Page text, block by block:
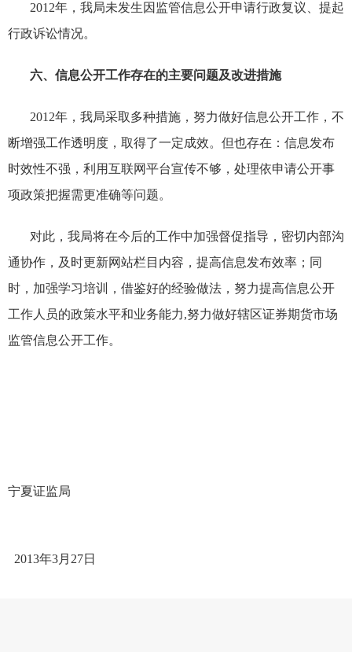
2012年，我局未发生因监管信息公开申请行政复议、提起
行政诉讼情况。
六、信息公开工作存在的主要问题及改进措施
2012年，我局采取多种措施， 努力做好信息公开工作， 不
断增强工作透明度，取得了一定成效。 但也存在 ：信息发布
时效性不强，利用互联网平台宣传不够 ， 处理依申请公开事
项政策把握需更准确等问题。
对此，我局将在今后的工作中加强督促指导 ，密切内部沟
通协作，及时更新网站栏目内容，提高信息发布效率；同
时， 加强学习培训，借鉴好的经验做法，努力提高信息公开
工作人员的政策水平和业务能力,努力做好辖区证券期货市场
监管信息公开工作。
宁夏证监局
2013年3月 27日